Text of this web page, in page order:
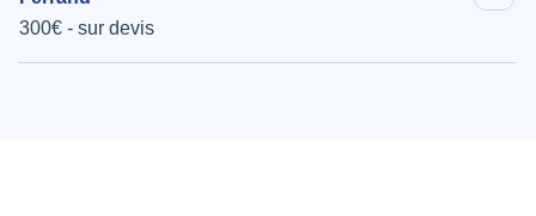
300€ - sur devis